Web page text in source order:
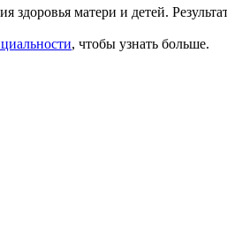
матери и детей.
, чтобы узнать больше.